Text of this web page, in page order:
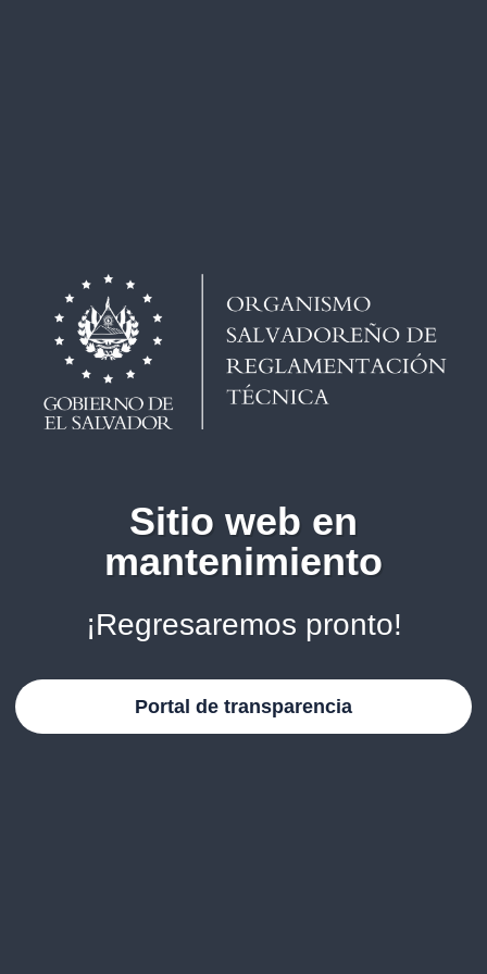
Sitio web en
mantenimiento
¡Regresaremos pronto!
Portal de transparencia